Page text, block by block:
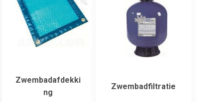
Zwembadafdekki
ng
Zwembadfiltratie